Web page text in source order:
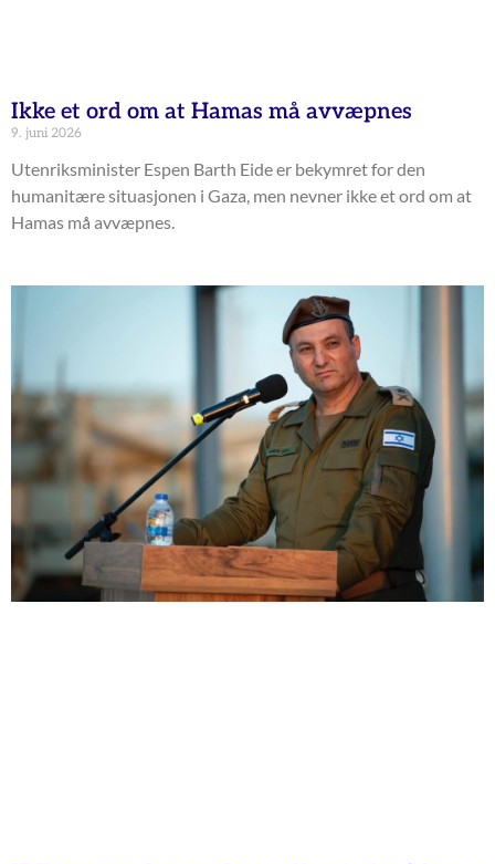
Ikke et ord om at Hamas må avvæpnes
9. juni 2026
Utenriksminister Espen Barth Eide er bekymret for den
humanitære situasjonen i Gaza, men nevner ikke et ord om at
Hamas må avvæpnes.